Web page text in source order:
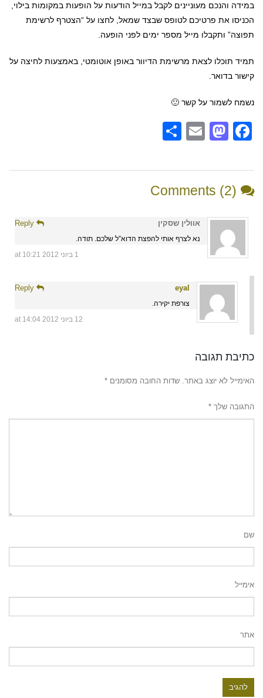
במידה והנכם מעוניינים לקבל במייל הודעות על הופעות במקומות בילוי,
הכניסו את פרטיכם לטופס שבצד שמאל, לחצו על “הצטרף לרשימת
תפוצה” ותקבלו מייל מספר ימים לפני הופעה.
תמיד תוכלו לצאת מרשימת הדיוור באופן אוטומטי, באמצעות לחיצה על
קישור בדואר.
נשמח לשמור על קשר 🙂
Facebook
Mastodon
Email
Comments (2)
אוולין שסקין
נא לצרף אותי להפצת הדוא”ל שלכם. תודה.
1 ביוני 2012 at 10:21
eyal
צורפת יקירה.
12 ביוני 2012 at 14:04
כתיבת תגובה
האימייל לא יוצג באתר. שדות החובה מסומנים *
התגובה שלך *
שם
אימייל
אתר